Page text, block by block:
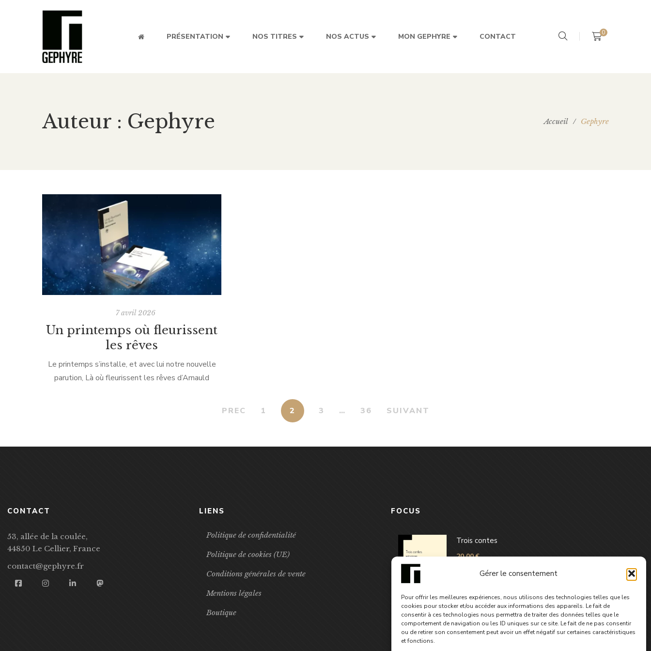
Gérer le consentement
Pour offrir les meilleures expériences, nous utilisons des technologies telles que les
cookies pour stocker et/ou accéder aux informations des appareils. Le fait de
consentir à ces technologies nous permettra de traiter des données telles que le
comportement de navigation ou les ID uniques sur ce site. Le fait de ne pas consentir
ou de retirer son consentement peut avoir un effet négatif sur certaines caractéristiques
et fonctions.
PRÉSENTATION NOS TITRES NOS ACTUS MON GEPHYRE CONTACT 0
Auteur : Gephyre Accueil / Gephyre
7 avril 2026
Un printemps où fleurissent
les rêves
Le printemps s’installe, et avec lui notre nouvelle
parution, Là où fleurissent les rêves d’Arnauld
PREC 1 2 3 … 36 SUIVANT
CONTACT
53, allée de la coulée,
44850 Le Cellier, France
contact@gephyre.fr
LIENS
Politique de confidentialité
Politique de cookies (UE)
Conditions générales de vente
Mentions légales
Boutique
FOCUS
Trois contes
20,00€